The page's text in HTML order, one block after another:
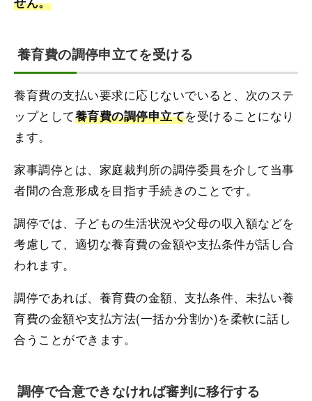
養育費の調停申立てを受ける
養育費の支払い要求に応じないでいると、次のステ
ップとして養育費の調停申立てを受けることになり
ます。
家事調停とは、家庭裁判所の調停委員を介して当事
者間の合意形成を目指す手続きのことです。
調停では、子どもの生活状況や父母の収入額などを
考慮して、適切な養育費の金額や支払条件が話し合
われます。
調停であれば、養育費の金額、支払条件、未払い養
育費の金額や支払方法(一括か分割か)を柔軟に話し
合うことができます。
調停で合意できなければ審判に移行する